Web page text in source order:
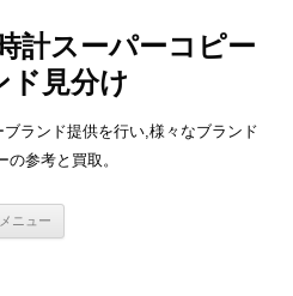
計スーパーコピー
ド見分け
ランド提供を行い,様々なブランド
の参考と買取。
メニュー